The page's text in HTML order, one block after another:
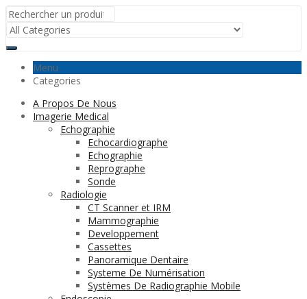
Menu
Categories
A Propos De Nous
Imagerie Medical
Echographie
Echocardiographe
Echographie
Reprographe
Sonde
Radiologie
CT Scanner et IRM
Mammographie
Developpement
Cassettes
Panoramique Dentaire
Systeme De Numérisation
Systèmes De Radiographie Mobile